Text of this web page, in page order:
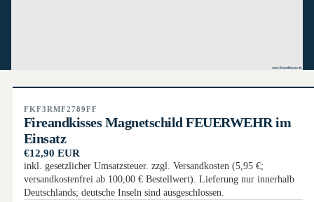
FKF3RMF2789FF
Fireandkisses Magnetschild FEUERWEHR im
Einsatz
€12,90 EUR
inkl. gesetzlicher Umsatzsteuer. zzgl. Versandkosten (5,95 €;
versandkostenfrei ab 100,00 € Bestellwert). Lieferung nur innerhalb
Deutschlands; deutsche Inseln sind ausgeschlossen.